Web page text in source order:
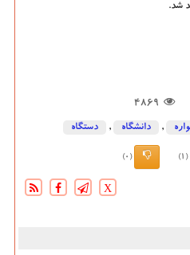
شد.
4869
, دانشگاه‌ , دستگاه
(1)
(0)
X